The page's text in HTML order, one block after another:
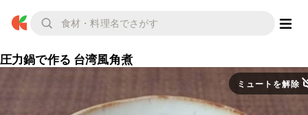
圧力鍋で作る 台湾風角煮
ミュートを解除